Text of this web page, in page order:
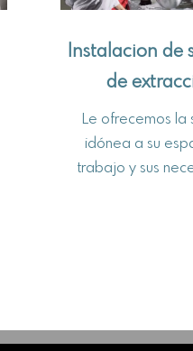
Instalacion de
de
Le ofrecemos la
idónea a su
trabajo y sus